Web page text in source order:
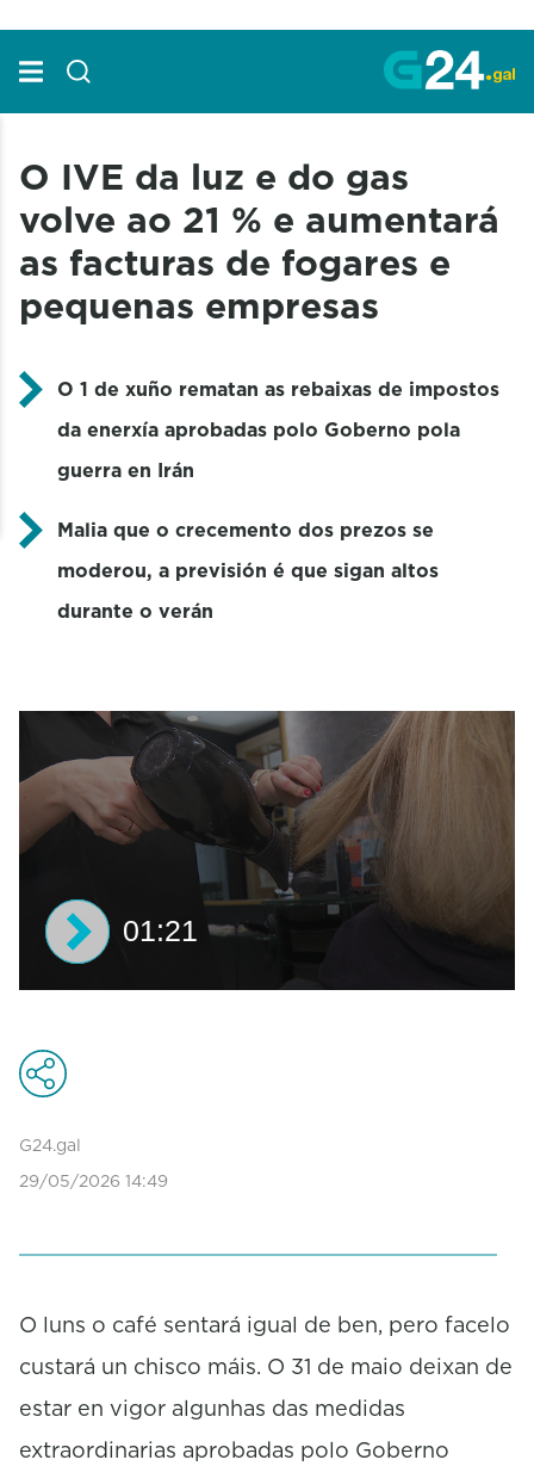
O IVE da luz e do gas
volve ao 21 % e aumentará
as facturas de fogares e
pequenas empresas
O 1 de xuño rematan as rebaixas de impostos
da enerxía aprobadas polo Goberno pola
guerra en Irán
Malia que o crecemento dos prezos se
moderou, a previsión é que sigan altos
durante o verán
c
o
d
o
m
u
e
2
s
01:21
G24.gal
29/05/2026 14:49
O luns o café sentará igual de ben, pero facelo
custará un chisco máis. O 31 de maio deixan de
estar en vigor algunhas das medidas
extraordinarias aprobadas polo Goberno